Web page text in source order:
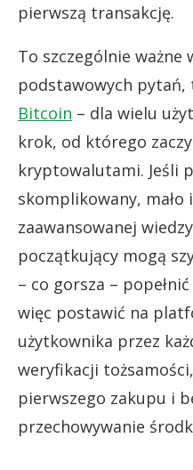
pierwszą transakcję.
To szczególnie ważne
podstawowych pytań,
Bitcoin – dla wielu
krok, od którego
kryptowalutami. Jeśli
skomplikowany,
zaawansowanej
początkujący mogą
– co gorsza –
więc postawić na
użytkownika przez
weryfikacji
pierwszego zakupu i
przechowywanie